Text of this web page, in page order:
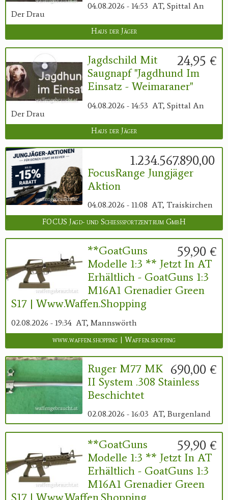
04.08.2026 - 14:53 AT, Spittal An
Der Drau
Haus der Jäger
24,95 €
Jagdschild Mit
Saugnapf "Jagdhund Im
Einsatz - Weimaraner"
04.08.2026 - 14:53 AT, Spittal An
Der Drau
Haus der Jäger
1.234.567.890,00 €
FocusRange Jungjäger
Aktion
04.08.2026 - 11:08 AT, Traiskirchen
FOCUS Jagd- und Schießsportzentrum GmbH
59,90 €
**GoatGuns
Modelle 1:3 ** Jetzt In AT
Erhältlich - GoatGuns 1:3
M16A1 Grenadier Green
S17 | Www.waffen.shopping
02.08.2026 - 19:34 AT, Mannswörth
www.waffen.shopping | Waffen.shopping
690,00 €
Ruger M77 MK
II System .308 Stainless
Beschichtet
02.08.2026 - 16:03 AT, Burgenland
59,90 €
**GoatGuns
Modelle 1:3 ** Jetzt In AT
Erhältlich - GoatGuns 1:3
M16A1 Grenadier Green